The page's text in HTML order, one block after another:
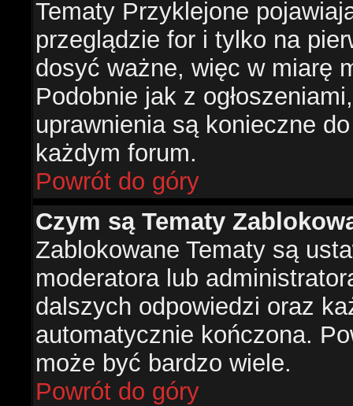
Tematy Przyklejone
przeglądzie for i tylko na
dosyć ważne, więc w miarę
Podobnie jak z
uprawnienia są konieczne
każdym forum.
Powrót do góry
Czym są Tematy
Zablokowane Tematy są
moderatora lub
dalszych odpowiedzi oraz
automatycznie kończona.
może być bardzo wiele.
Powrót do góry